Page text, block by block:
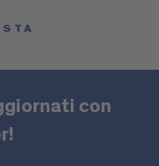
con